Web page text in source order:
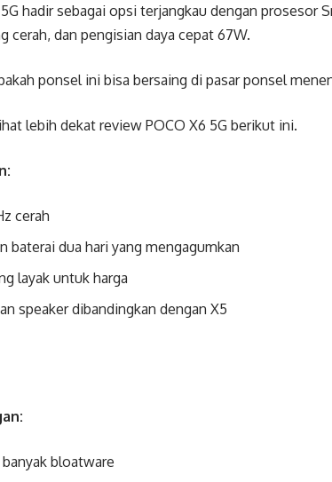
hadir sebagai opsi terjangkau dengan prosesor
cerah, dan pengisian daya cepat 67W.
ponsel ini bisa bersaing di pasar ponsel
lebih dekat review POCO X6 5G berikut ini.
cerah
baterai dua hari yang mengagumkan
layak untuk harga
speaker dibandingkan dengan X5
bloatware